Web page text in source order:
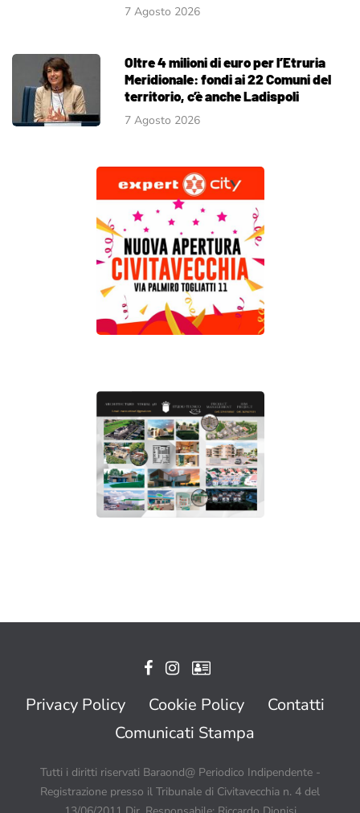
7 Agosto 2026
Oltre 4 milioni di euro per l’Etruria
Meridionale: fondi ai 22 Comuni del
territorio, c’è anche Ladispoli
7 Agosto 2026
Privacy Policy Cookie Policy
Contatti
Comunicati Stampa
Tutti i diritti riservati Baraond@ Periodico Indipendente -
Registrazione presso il Tribunale di Civitavecchia n. 4 del